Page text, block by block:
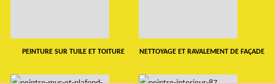
PEINTURE SUR TUILE ET TOITURE NETTOYAGE ET RAVALEMENT DE FAÇADE